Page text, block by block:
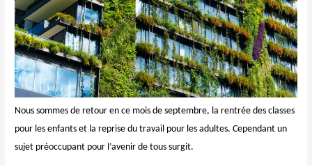
Nous sommes de retour en ce mois de septembre, la rentrée des classes
pour les enfants et la reprise du travail pour les adultes. Cependant un
sujet préoccupant pour l’avenir de tous surgit.